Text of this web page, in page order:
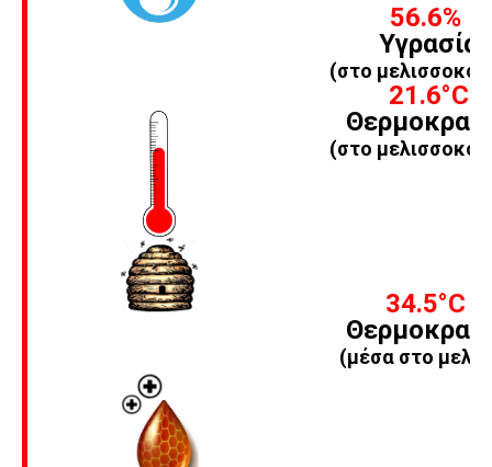
56.6%
Υγρασία
(στο
21.6°C
(στο
34.5°C
(μέσα στο